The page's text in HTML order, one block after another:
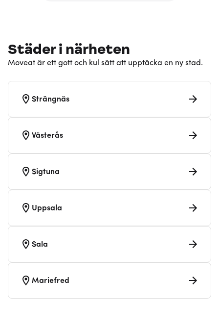
Städer i närheten
Moveat är ett gott och kul sätt att upptäcka en ny stad.
Strängnäs
Västerås
Sigtuna
Uppsala
Sala
Mariefred